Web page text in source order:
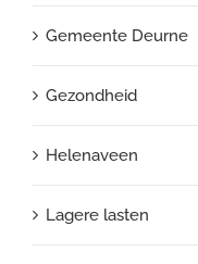
Gemeente Deurne
Gezondheid
Helenaveen
Lagere lasten